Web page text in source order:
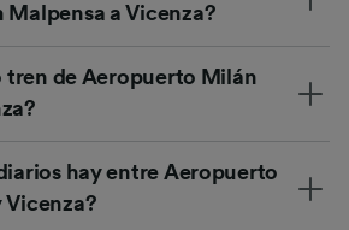
a Vicenza?
tren de Aeropuerto Milán
hay entre Aeropuerto
Vicenza?